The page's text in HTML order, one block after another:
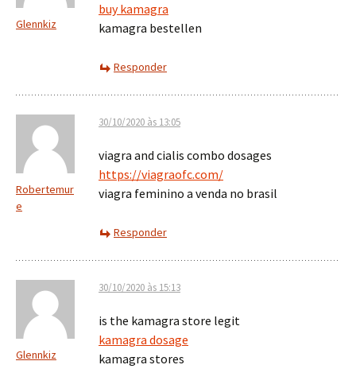
Glennkiz
buy kamagra
kamagra bestellen
Responder
Robertemur
e
30/10/2020 às 13:05
viagra and cialis combo dosages
https://viagraofc.com/
viagra feminino a venda no brasil
Responder
Glennkiz
30/10/2020 às 15:13
is the kamagra store legit
kamagra dosage
kamagra stores